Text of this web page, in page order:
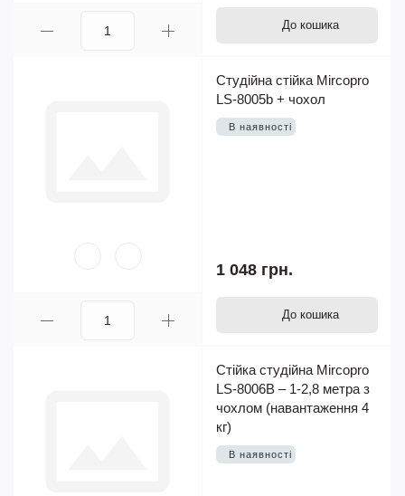
До кошика
Студійна стійка Mircopro
LS-8005b + чохол
В наявності
1 048 грн.
До кошика
Стійка студійна Mircopro
LS-8006B – 1-2,8 метра з
чохлом (навантаження 4
кг)
В наявності